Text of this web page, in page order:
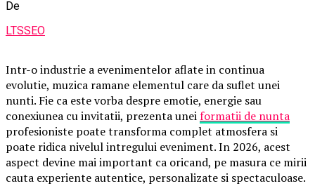
De
LTSSEO
Intr-o industrie a evenimentelor aflate in continua
evolutie, muzica ramane elementul care da suflet unei
nunti. Fie ca este vorba despre emotie, energie sau
conexiunea cu invitatii, prezenta uneiformatii de nunta
profesioniste poate transforma complet atmosfera si
poate ridica nivelul intregului eveniment. In 2026, acest
aspect devine mai important ca oricand, pe masura ce mirii
cauta experiente autentice, personalizate si spectaculoase.